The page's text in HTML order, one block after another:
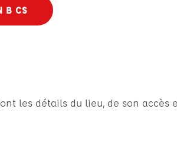
B CS
les détails du lieu, de son accès